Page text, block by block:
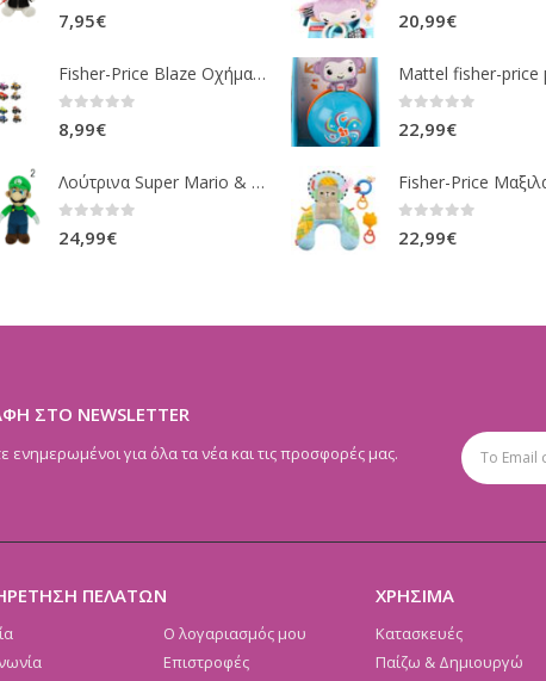
7,95€
Fisher-Price Blaze Οχήματα Die Cast 16 Σχέδια CGF20
8,99€
Λούτρινα Super Mario & Luigi 2 Σχέδια 30,5 Εκ. GOL13769
24,99€
20,99€
22,99€
22,99€
ΣΤΟ NEWSLETTER
ενημερωμένοι για όλα τα νέα και τις προσφορές μας.
ΠΕΛΑΤΩΝ
Ο λογαριασμός μου
Επιστροφές
ΧΡΗΣΙΜΑ
Κατασκευές
Παίζω & Δημιουργώ